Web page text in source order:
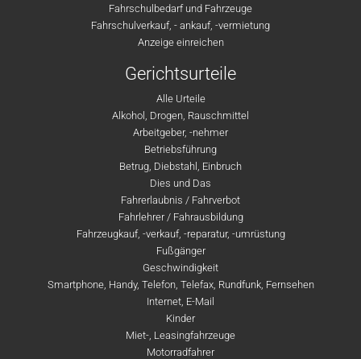
Fahrschulbedarf und Fahrzeuge
Fahrschulverkauf, - ankauf, -vermietung
Anzeige einreichen
Gerichtsurteile
Alle Urteile
Alkohol, Drogen, Rauschmittel
Arbeitgeber, -nehmer
Betriebsführung
Betrug, Diebstahl, Einbruch
Dies und Das
Fahrerlaubnis / Fahrverbot
Fahrlehrer / Fahrausbildung
Fahrzeugkauf, -verkauf, -reparatur, -umrüstung
Fußgänger
Geschwindigkeit
Smartphone, Handy, Telefon, Telefax, Rundfunk, Fernsehen
Internet, E-Mail
Kinder
Miet-, Leasingfahrzeuge
Motorradfahrer